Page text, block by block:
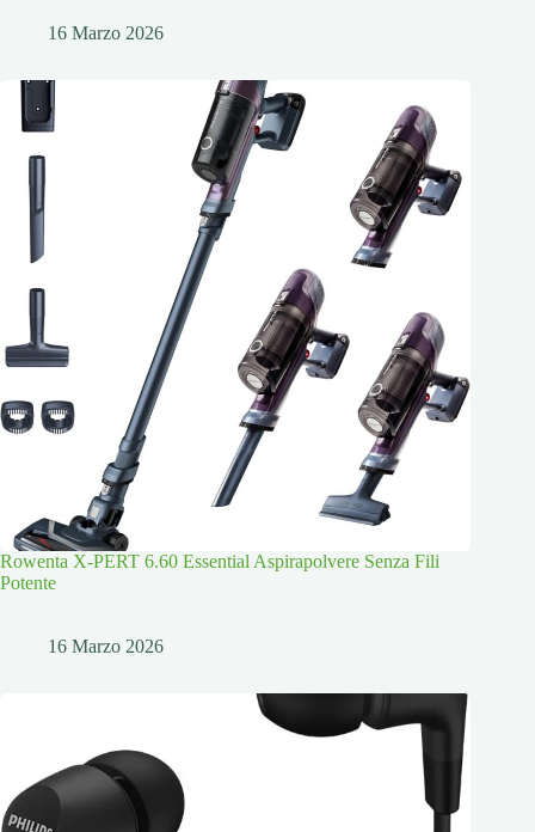
16 Marzo 2026
Rowenta X-PERT 6.60 Essential Aspirapolvere Senza Fili
Potente
16 Marzo 2026